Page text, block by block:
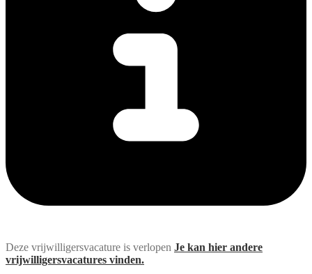
Deze vrijwilligersvacature is verlopen Je kan hier andere
vrijwilligersvacatures vinden.